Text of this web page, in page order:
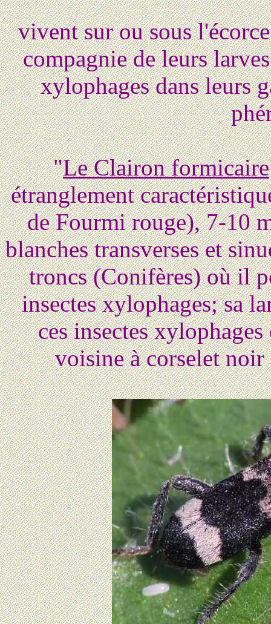
vivent sur ou sous
compagnie de leurs
xylophages dans leurs
"Le Clairon formicaire
étranglement
de Fourmi rouge), 7-10
blanches transverses et
troncs (Conifères) où il
insectes xylophages; sa
ces insectes
voisine à corselet